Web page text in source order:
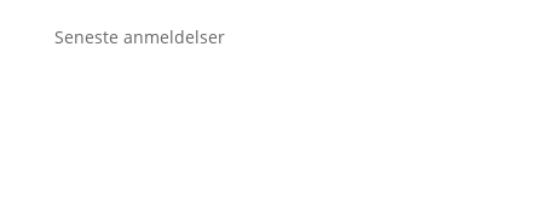
Seneste anmeldelser